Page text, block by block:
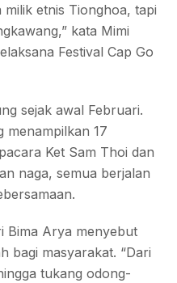
etnis Tionghoa, tapi
kata Mimi
Festival Cap Go
sejak awal Februari.
menampilkan 17
Ket Sam Thoi dan
naga, semua berjalan
Bima Arya menyebut
bagi masyarakat. “Dari
tukang odong-